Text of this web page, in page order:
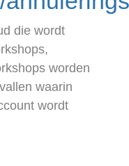
die wordt
worden
waarin
wordt